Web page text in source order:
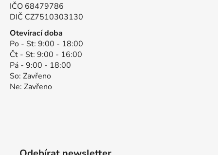
IČO 68479786
DIČ CZ7510303130
Otevírací doba
Po - St: 9:00 - 18:00
Čt - St: 9:00 - 16:00
Pá - 9:00 - 18:00
So: Zavřeno
Ne: Zavřeno